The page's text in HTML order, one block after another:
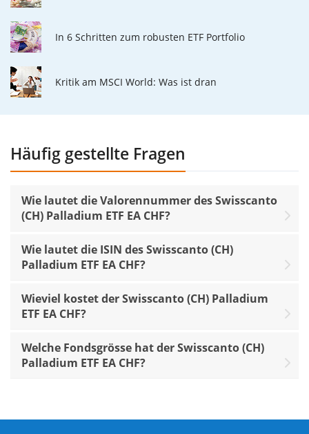
In 6 Schritten zum robusten ETF Portfolio
Kritik am MSCI World: Was ist dran
Häufig gestellte Fragen
Wie lautet die Valorennummer des Swisscanto
(CH) Palladium ETF EA CHF?
Wie lautet die ISIN des Swisscanto (CH)
Palladium ETF EA CHF?
Wieviel kostet der Swisscanto (CH) Palladium
ETF EA CHF?
Welche Fondsgrösse hat der Swisscanto (CH)
Palladium ETF EA CHF?